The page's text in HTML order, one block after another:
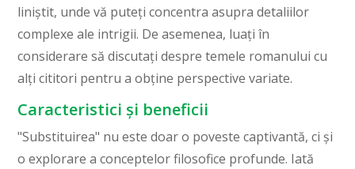
liniștit, unde vă puteți concentra asupra detaliilor
complexe ale intrigii. De asemenea, luați în
considerare să discutați despre temele romanului cu
alți cititori pentru a obține perspective variate.
Caracteristici și beneficii
"Substituirea" nu este doar o poveste captivantă, ci și
o explorare a conceptelor filosofice profunde. Iată